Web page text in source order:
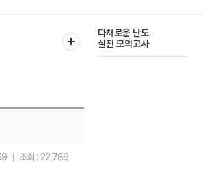
다채로운 난도
실전 모의고사
조회 : 22,786